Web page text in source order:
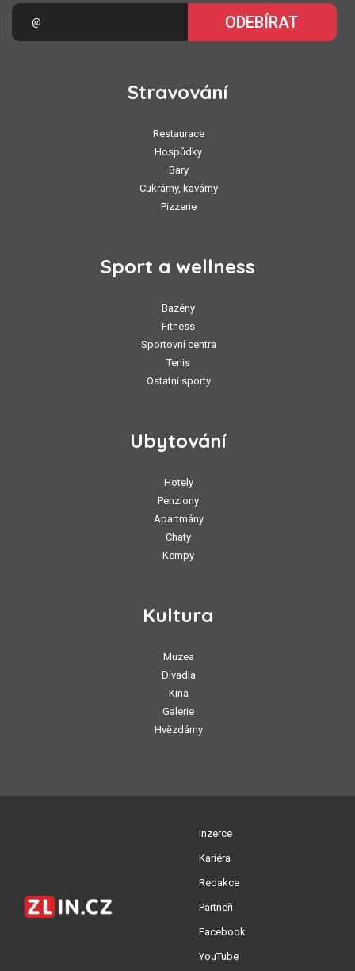
ODEBÍRAT
Stravování
Restaurace
Hospůdky
Bary
Cukrárny, kavárny
Pizzerie
Sport a wellness
Bazény
Fitness
Sportovní centra
Tenis
Ostatní sporty
Ubytování
Hotely
Penziony
Apartmány
Chaty
Kempy
Kultura
Muzea
Divadla
Kina
Galerie
Hvězdárny
Inzerce
Kariéra
Redakce
Partneři
Facebook
YouTube